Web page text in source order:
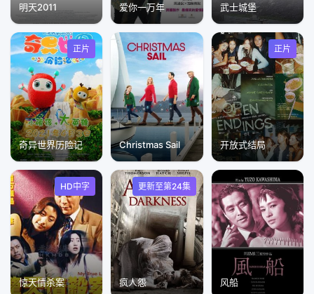
明天2011 爱你一万年 武士城堡
正片
奇异世界历险记 Christmas Sail
正片
开放式结局
HD中字
惊天情杀案
更新至第24集
疯人怨 风船